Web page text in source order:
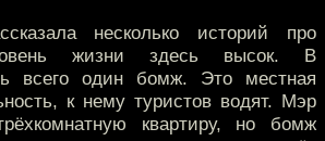
несколько историй про
жизни здесь высок. В
всего один бомж. Это местная
к нему туристов водят. Мэр
квартиру, но бомж